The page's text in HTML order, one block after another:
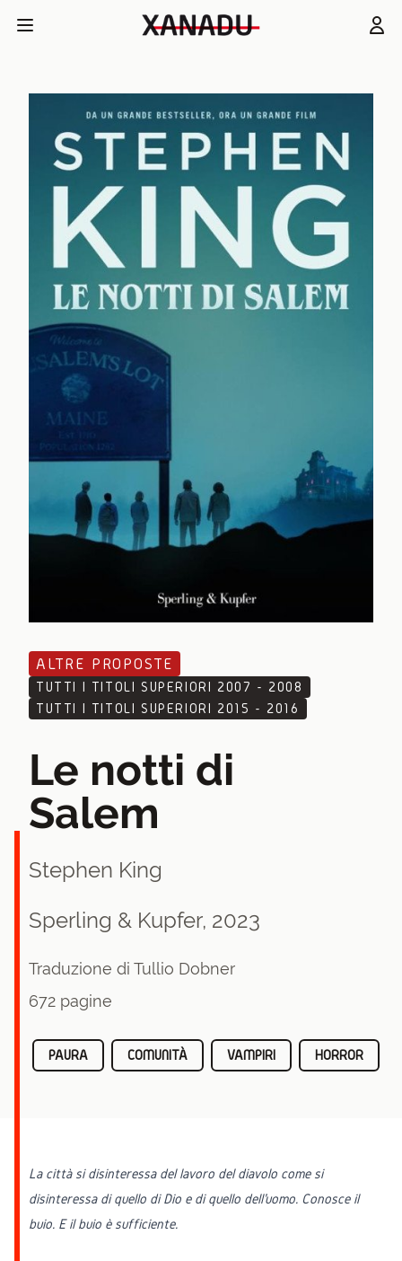
ALTRE PROPOSTE
TUTTI I TITOLI SUPERIORI 2007 - 2008
TUTTI I TITOLI SUPERIORI 2015 - 2016
Le notti di
Salem
Stephen King
Sperling & Kupfer, 2023
Traduzione di Tullio Dobner
672 pagine
PAURA COMUNITÀ VAMPIRI HORROR
La città si disinteressa del lavoro del diavolo come si
disinteressa di quello di Dio e di quello dell'uomo. Conosce il
buio. E il buio è sufficiente.